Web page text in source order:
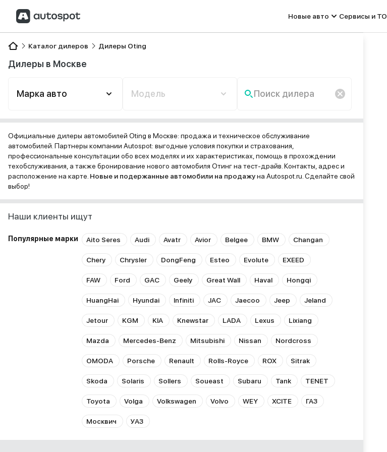
Новые авто Сервисы и ТО
Каталог дилеров Дилеры Oting
Дилеры в Москве
Марка авто Модель Поиск дилера
По запросу «» ничего не
Официальные дилеры автомобилей Oting в Москве: продажа и техническое обслуживание
автомобилей. Партнеры компании Autospot: выгодные условия покупки и страхования,
профессиональные консультации обо всех моделях и их характеристиках, помощь в прохождении
техобслуживания, а также бронирование нового автомобиля Отинг на тест-драйв. Контакты, адрес и
расположение на карте. Новые и подержанные автомобили на продажуна Autospot.ru. Сделайте свой
выбор!
Наши клиенты ищут
Популярные марки Aito Seres Audi Avatr Avior Belgee BMW Changan
Chery Chrysler DongFeng Esteo Evolute EXEED
FAW Ford GAC Geely Great Wall Haval Hongqi
HuangHai Hyundai Infiniti JAC Jaecoo Jeep Jeland
Jetour KGM KIA Knewstar LADA Lexus Lixiang
Mazda Mercedes-Benz Mitsubishi Nissan Nordcross
OMODA Porsche Renault Rolls-Royce ROX Sitrak
Skoda Solaris Sollers Soueast Subaru Tank TENET
Toyota Volga Volkswagen Volvo WEY XCITE ГАЗ
Москвич УАЗ